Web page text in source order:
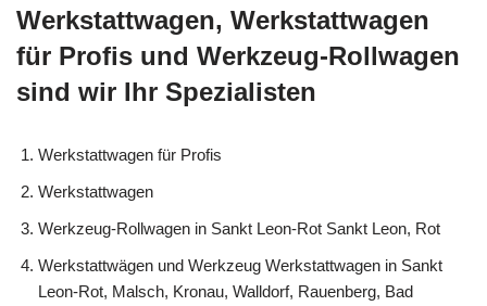
Werkstattwagen, Werkstattwagen
für Profis und Werkzeug-Rollwagen
sind wir Ihr Spezialisten
Werkstattwagen für Profis
Werkstattwagen
Werkzeug-Rollwagen in Sankt Leon-Rot Sankt Leon, Rot
Werkstattwägen und Werkzeug Werkstattwagen in Sankt
Leon-Rot, Malsch, Kronau, Walldorf, Rauenberg, Bad